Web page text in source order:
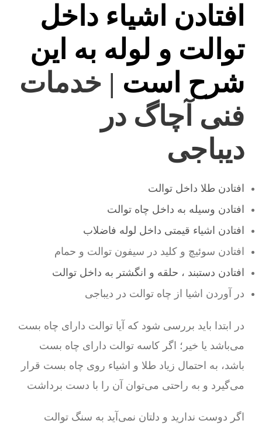
افتادن اشیاء داخل
توالت و لوله به این
شرح است | خدمات
فنی آچاگ در
دیباجی
افتادن طلا داخل توالت
افتادن وسیله به داخل چاه توالت
افتادن اشیاء قیمتی داخل لوله فاضلاب
افتادن سوئیچ و کلید در سیفون توالت و حمام
افتادن دستبند ، حلقه و انگشتر به داخل توالت
در آوردن اشیا از چاه توالت در دیباجی
در ابتدا باید بررسی شود که آیا توالت دارای چاه بست
می‌باشد یا خیر؛ اگر کاسه توالت دارای چاه بست
باشد، به احتمال زیاد طلا و اشیاء روی چاه بست قرار
می‌گیرد و به راحتی می‌توان آن را با دست برداشت
اگر دوست ندارید و دلتان نمی‌آید به سنگ توالت